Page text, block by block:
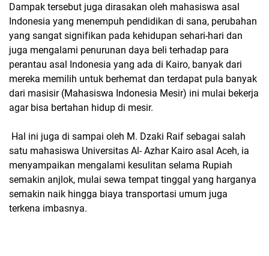
Dampak tersebut juga dirasakan oleh mahasiswa asal
Indonesia yang menempuh pendidikan di sana, perubahan
yang sangat signifikan pada kehidupan sehari-hari dan
juga mengalami penurunan daya beli terhadap para
perantau asal Indonesia yang ada di Kairo, banyak dari
mereka memilih untuk berhemat dan terdapat pula banyak
dari masisir (Mahasiswa Indonesia Mesir) ini mulai bekerja
agar bisa bertahan hidup di mesir.
Hal ini juga di sampai oleh M. Dzaki Raif sebagai salah
satu mahasiswa Universitas Al- Azhar Kairo asal Aceh, ia
menyampaikan mengalami kesulitan selama Rupiah
semakin anjlok, mulai sewa tempat tinggal yang harganya
semakin naik hingga biaya transportasi umum juga
terkena imbasnya.